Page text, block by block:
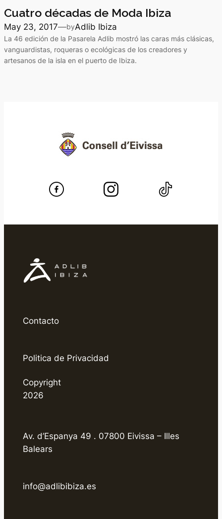
Cuatro décadas de Moda Ibiza
May 23, 2017—byAdlib Ibiza
La 46 edición de la Pasarela Adlib mostró las caras más clásicas,
vanguardistas, roqueras o ecológicas de los creadores y
artesanos de la isla en el puerto de Ibiza.
Contacto
Politica de Privacidad
Copyright
2026
Av. d’Espanya 49 . 07800 Eivissa – Illes
Balears
info@adlibibiza.es